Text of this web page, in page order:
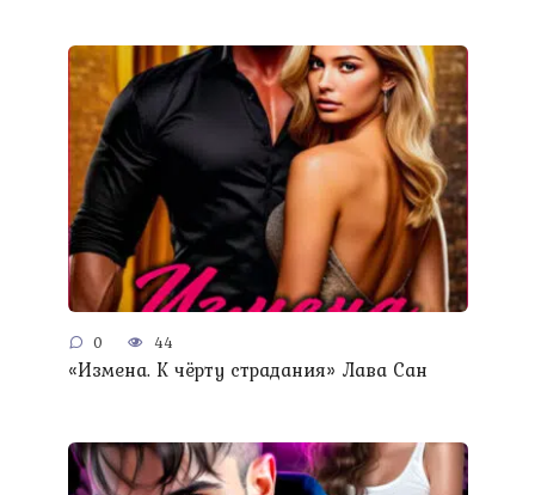
0 44
«Измена. К чёрту страдания» Лава Сан